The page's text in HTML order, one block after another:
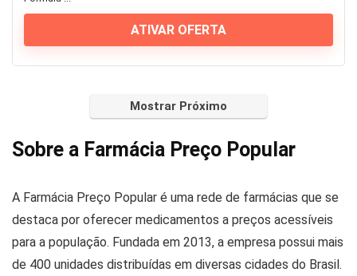
ATIVAR OFERTA
Mostrar Próximo
Sobre a Farmácia Preço Popular
A Farmácia Preço Popular é uma rede de farmácias que se
destaca por oferecer medicamentos a preços acessíveis
para a população. Fundada em 2013, a empresa possui mais
de 400 unidades distribuídas em diversas cidades do Brasil.